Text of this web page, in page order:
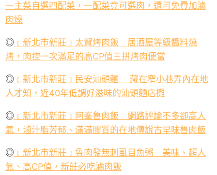
一主菜自選四配菜，一配菜竟可選肉，還可免費加滷
肉燥
◎ ﹝新北市新莊﹞太賀烤肉飯 居酒屋等級醬料燒
烤，肉控一次滿足的高CP值三拼烤肉便當
◎ ﹝新北市新莊﹞民安汕頭麵 藏在窄小巷弄內在地
人才知，近40年低調好滋味的汕頭麵店攤
◎ ﹝新北市新莊﹞阿峯魯肉飯 網路評論不多卻高人
氣，滷汁脂芳郁、滿滿膠質的在地傳說古早味魯肉飯
◎ ﹝新北市新莊﹞魯肉發無刺虱目魚粥 美味、超人
氣、高CP值，新莊必吃滷肉飯